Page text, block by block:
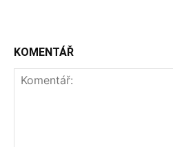
KOMENTÁŘ